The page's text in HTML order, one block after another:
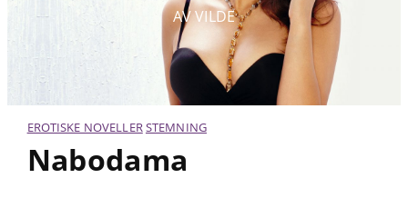
AV VILDE
EROTISKE NOVELLERSTEMNING
Nabodama